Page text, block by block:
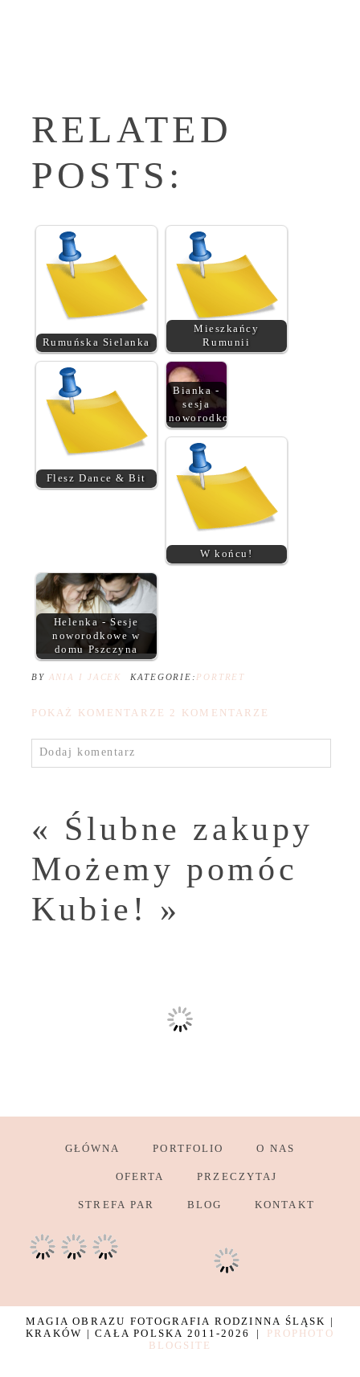
RELATED
POSTS:
Rumuńska Sielanka
Mieszkańcy
Rumunii
Flesz Dance & Bit
Bianka -
sesja
noworodkowa
W końcu!
Helenka - Sesje
noworodkowe w
domu Pszczyna
BY ANIA I JACEK KATEGORIE: PORTRET
POKAŻ KOMENTARZE 2 KOMENTARZE
Dodaj komentarz
« Ślubne zakupy
Możemy pomóc
Kubie! »
GŁÓWNA PORTFOLIO O NAS
OFERTA PRZECZYTAJ
STREFA PAR BLOG KONTAKT
MAGIA OBRAZU FOTOGRAFIA RODZINNA ŚLĄSK |
KRAKÓW | CAŁA POLSKA 2011-2026
|
PROPHOTO
BLOGSITE